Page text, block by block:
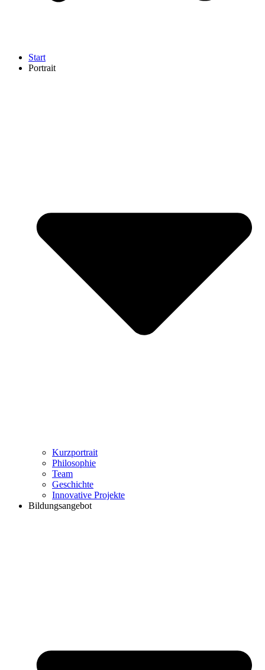
Start
Portrait
Kurzportrait
Philosophie
Team
Geschichte
Innovative Projekte
Bildungsangebot